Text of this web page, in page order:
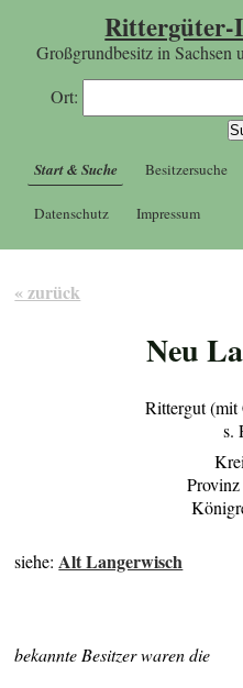
Rittergüter-
Großgrundbesitz in Sachsen
Ort:
Start & Suche Besitzersuche
Datenschutz Impressum
« zurück
Neu
Rittergut (mit
s.
siehe: Alt Langerwisch
bekannte Besitzer waren die